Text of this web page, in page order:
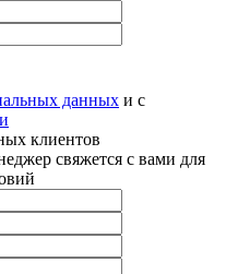
данных и с
клиентов
свяжется с вами для